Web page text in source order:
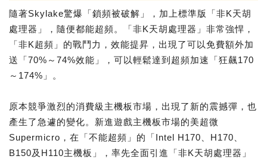
隨著Skylake驚爆「鎖頻被破解」，加上標準版「非K天胡
處理器」，隨便都能超頻。「非K天胡處理器」非常強悍，
「非K超頻」的戰鬥力，效能提昇，出現了可以免費額外加
送「70%～74%效能」，可以輕鬆達到超頻加速「狂飆170
～174%」。
原本競爭激烈的消費級主機板市場，出現了新的震撼彈，也
產生了急遽的變化。新進遊戲主機板市場的美超微
Supermicro，在「不能超頻」的「Intel H170、H170、
B150及H110主機板」，率先全面引進「非K天胡處理器」